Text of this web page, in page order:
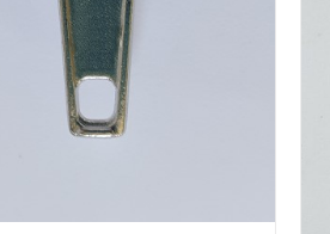
WERDEN